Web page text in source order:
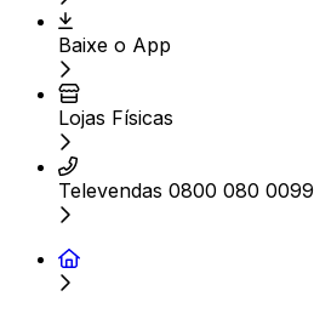
Baixe o App
Lojas Físicas
Televendas 0800 080 0099